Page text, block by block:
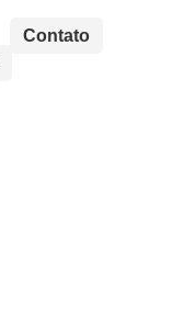
Contato